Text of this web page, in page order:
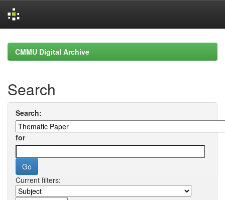
navigationCMMU Digital Archive
Search
Search:
for
Current filters: